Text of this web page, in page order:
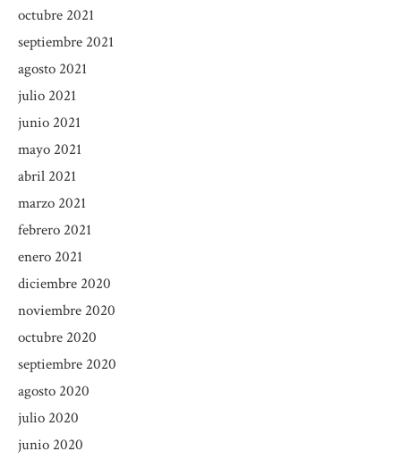
octubre 2021
septiembre 2021
agosto 2021
julio 2021
junio 2021
mayo 2021
abril 2021
marzo 2021
febrero 2021
enero 2021
diciembre 2020
noviembre 2020
octubre 2020
septiembre 2020
agosto 2020
julio 2020
junio 2020